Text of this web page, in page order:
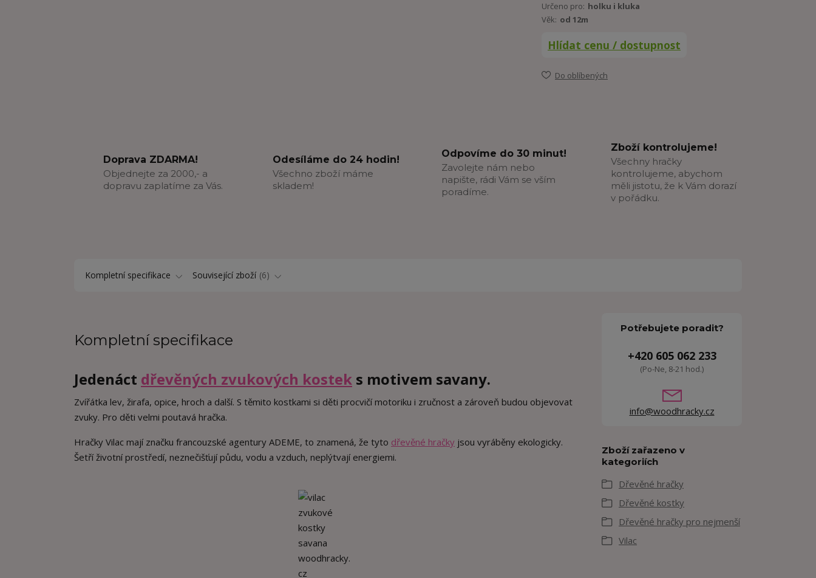
Určeno pro: holku i kluka
Věk: od 12m
Hlídat cenu / dostupnost
Do oblíbených
Doprava ZDARMA!
Objednejte za 2000,- a
dopravu zaplatíme za Vás.
Odesíláme do 24 hodin!
Všechno zboží máme
skladem!
Odpovíme do 30 minut!
Zavolejte nám nebo
napište, rádi Vám se vším
poradíme.
Zboží kontrolujeme!
Všechny hračky
kontrolujeme, abychom
měli jistotu, že k Vám dorazí
v pořádku.
Kompletní specifikace Související zboží 6
Kompletní specifikace
Jedenáct dřevěných zvukových kostek s motivem savany.
Zvířátka lev, žirafa, opice, hroch a další. S těmito kostkami si děti procvičí motoriku i zručnost a zároveň budou objevovat
zvuky. Pro děti velmi poutavá hračka.
Hračky Vilac mají značku francouzské agentury ADEME, to znamená, že tyto dřevěné hračky jsou vyráběny ekologicky.
Šetří životní prostředí, neznečišťují půdu, vodu a vzduch, neplýtvají energiemi.
Potřebujete poradit?
+420 605 062 233
(Po-Ne, 8-21 hod.)
info@woodhracky.cz
Zboží zařazeno v
kategoriích
Dřevěné hračky
Dřevěné kostky
Dřevěné hračky pro nejmenší
Vilac